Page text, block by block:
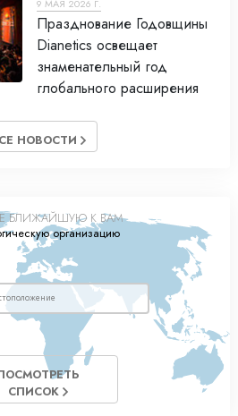
9 МАЯ 2026 Г.
Празднование Годовщины
Dianetics освещает
знаменательный год
глобального расширения
НОВОСТИ
БЛИЖАЙШУЮ К ВАМ
организацию
СПИСОК